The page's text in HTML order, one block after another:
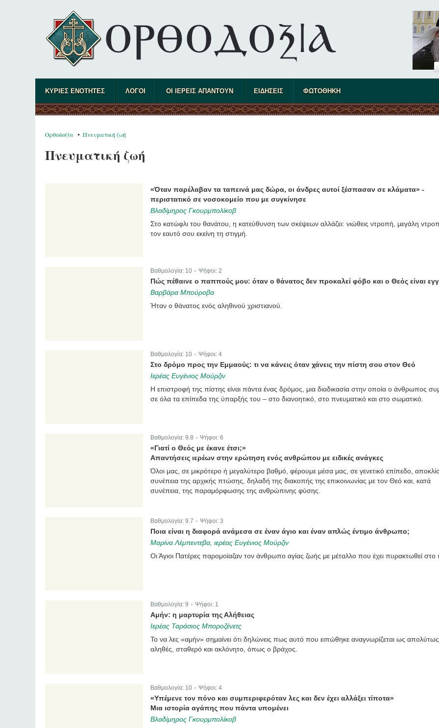
ΚΥΡΙΕΣ ΕΝΟΤΗΤΕΣ ΛΟΓΟΙ ΟΙ ΙΕΡΕΙΣ ΑΠΑΝΤΟΥΝ ΕΙΔΗΣΕΙΣ ΦΩΤΟΘΗΚΗ
Ορθοδοξία Πνευματική ζωή
Πνευματική ζωή
«Όταν παρέλαβαν τα ταπεινά μας δώρα, οι άνδρες αυτοί ξέσπασαν σε κλάματα» -
περιστατικό σε νοσοκομείο που με συγκίνησε
Βλαδίμηρος Γκουρμπολίκοβ
Στο κατώφλι του θανάτου, η κατεύθυνση των σκέψεων αλλάζει: νιώθεις ντροπή, μεγάλη
τον εαυτό σου εκείνη τη στιγμή.
Βαθμολογία: 10 Ψήφοι: 2
Πώς πέθαινε ο παππούς μου: όταν ο θάνατος δεν προκαλεί φόβο και ο Θεός είναι
Βαρβάρα Μπούροβα
Ήταν ο θάνατος ενός αληθινού χριστιανού.
Βαθμολογία: 10 Ψήφοι: 4
Στο δρόμο προς την Εμμαούς: τι να κάνεις όταν χάνεις την πίστη σου στον Θεό
Ιερέας Ευγένιος Μούρζιν
Η επιστροφή της πίστης είναι πάντα ένας δρόμος, μια διαδικασία στην οποία ο άνθρωπος
σε όλα τα επίπεδα της ύπαρξής του – στο διανοητικό, στο πνευματικό και στο σωματικό.
Βαθμολογία: 9.8 Ψήφοι: 6
«Γιατί ο Θεός με έκανε έτσι;»
Απαντήσεις ιερέων στην ερώτηση ενός ανθρώπου με ειδικές ανάγκες
Όλοι μας, σε μικρότερο ή μεγαλύτερο βαθμό, φέρουμε μέσα μας, σε γενετικό επίπεδο,
συνέπεια της αρχικής πτώσης, δηλαδή της διακοπής της επικοινωνίας με τον Θεό και, κατά
συνέπεια, της παραμόρφωσης της ανθρώπινης φύσης.
Βαθμολογία: 9.7 Ψήφοι: 3
Ποια είναι η διαφορά ανάμεσα σε έναν άγιο και έναν απλώς έντιμο άνθρωπο;
Μαρίνα Λέμπεντεβα, ιερέας Ευγένιος Μούρζιν
Οι Άγιοι Πατέρες παρομοίαζαν τον άνθρωπο αγίας ζωής με μέταλλο που έχει πυρακτωθεί στο
Βαθμολογία: 9 Ψήφοι: 1
Αμήν: η μαρτυρία της Αλήθειας
Ιερέας Ταράσιος Μποροζένετς
Το να λες «αμήν» σημαίνει ότι δηλώνεις πως αυτό που ειπώθηκε αναγνωρίζεται ως απολύτως
αληθές, σταθερό και ακλόνητο, όπως ο βράχος.
Βαθμολογία: 10 Ψήφοι: 4
«Υπέμενε τον πόνο και συμπεριφερόταν λες και δεν έχει αλλάξει τίποτα»
Μια ιστορία αγάπης που πάντα υπομένει
Βλαδίμηρος Γκουρμπολίκοβ